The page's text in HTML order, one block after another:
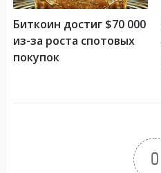
Биткоин достиг $70 000
из-за роста спотовых
покупок
0